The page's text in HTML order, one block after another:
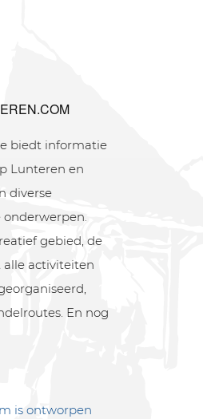
biedt informatie
Lunteren en
diverse
onderwerpen.
gebied, de
activiteiten
En nog
is ontworpen